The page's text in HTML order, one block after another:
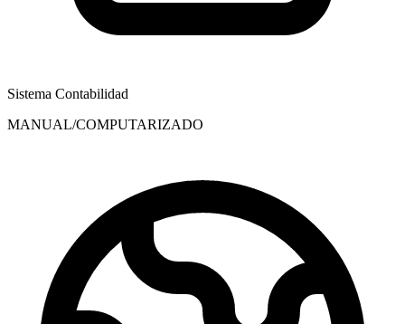
Sistema Contabilidad
MANUAL/COMPUTARIZADO